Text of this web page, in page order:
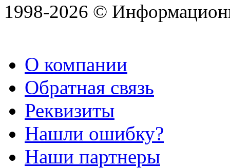
1998-2026 ©
О компании
Обратная связь
Реквизиты
Нашли ошибку?
Наши партнеры